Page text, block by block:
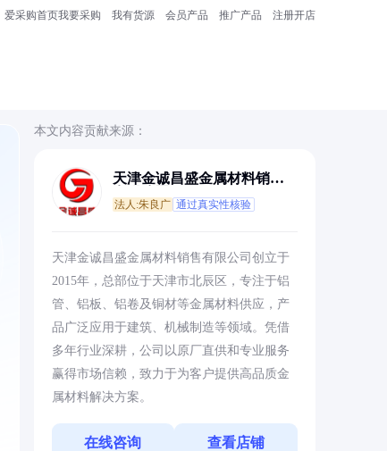
爱采购首页我要采购 我有货源 会员产品 推广产品 注册开店
本文内容贡献来源：
天津金诚昌盛金属材料销售
法人:朱良广 通过真实性核验
天津金诚昌盛金属材料销售有限公司创立于
2015年，总部位于天津市北辰区，专注于铝
管、铝板、铝卷及铜材等金属材料供应，产
品广泛应用于建筑、机械制造等领域。凭借
多年行业深耕，公司以原厂直供和专业服务
赢得市场信赖，致力于为客户提供高品质金
属材料解决方案。
在线咨询 查看店铺